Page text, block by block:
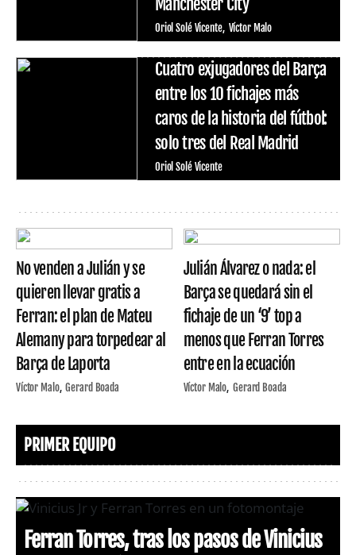
Oriol Solé Vicente Víctor Malo
Cuatro exjugadores del Barça
entre los 10 fichajes más
caros de la historia del fútbol:
solo tres del Real Madrid
Oriol Solé Vicente
No venden a Julián y se
quieren llevar gratis a
Ferran: el plan de Mateu
Alemany para torpedear al
Barça de Laporta
Víctor Malo Gerard Boada
Julián Álvarez o nada: el
Barça se quedará sin el
fichaje de un ‘9’ top a
menos que Ferran Torres
entre en la ecuación
Víctor Malo Gerard Boada
PRIMER EQUIPO
Ferran Torres, tras los pasos de Vinicius